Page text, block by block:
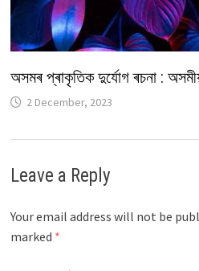
অসমৰ প্ৰাকৃতিক দুৰ্যোগ ৰচনা :
2 December, 2023
Leave a Reply
Your email address will not be
marked *